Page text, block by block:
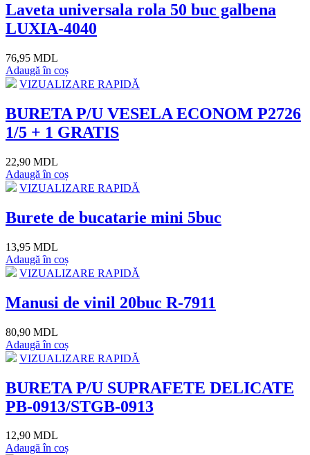
Laveta universala rola 50 buc galbena
LUXIA-4040
76,95 MDL
Adaugă în coș
VIZUALIZARE RAPIDĂ
BURETA P/U VESELA ECONOM P2726
1/5 + 1 GRATIS
22,90 MDL
Adaugă în coș
VIZUALIZARE RAPIDĂ
Burete de bucatarie mini 5buc
13,95 MDL
Adaugă în coș
VIZUALIZARE RAPIDĂ
Manusi de vinil 20buc R-7911
80,90 MDL
Adaugă în coș
VIZUALIZARE RAPIDĂ
BURETA P/U SUPRAFETE DELICATE
PB-0913/STGB-0913
12,90 MDL
Adaugă în coș